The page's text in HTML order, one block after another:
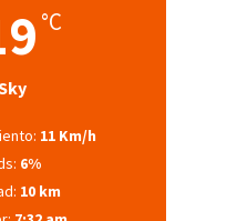
°C
11 Km/h
6%
10 km